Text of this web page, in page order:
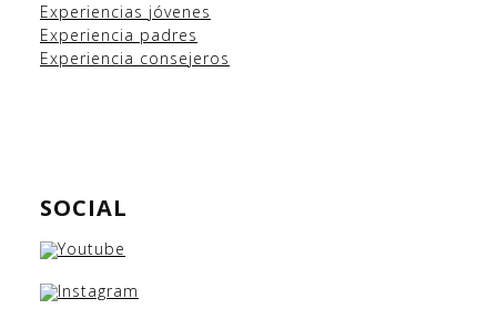
Experiencias jóvenes
Experiencia padres
Experiencia consejeros
SOCIAL